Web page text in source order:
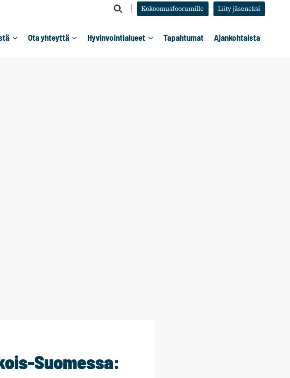
Kokoomusfoorumille Liity jäseneksi
Ota yhteyttä Hyvinvointialueet Tapahtumat Ajankohtaista
Suomessa: